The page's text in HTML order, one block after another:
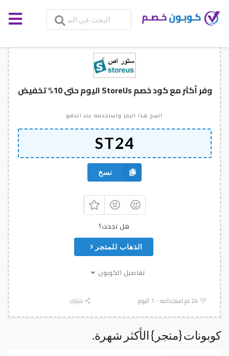
وفر أكثر مع كود خصم StoreUs اليوم حتى 10% تخفيض
انسخ هذا الرمز واستخدمه عند الدفع
نسخ
هل نجحت؟
الذهاب للمتجر
تفاصيل الكوبون
24 تم استخدامه - 1 اليوم شارك
كوبونات {متجر} الأكثر شهرة.